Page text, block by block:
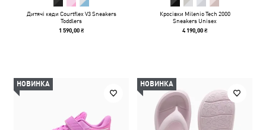
Дитячі кеди Courtflex V3 Sneakers
Toddlers
1 590,00 ₴
Кросівки Milenio Tech 2000
Sneakers Unisex
4 190,00 ₴
НОВИНКА НОВИНКА